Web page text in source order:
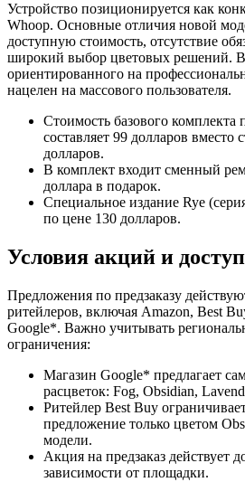
Устройство позиционируется как
Whoop. Основные отличия новой
доступную стоимость, отсутствие
широкий выбор цветовых решений. В
ориентированного на
нацелен на массового пользователя.
Стоимость базового комплекта
составляет 99 долларов вместо
долларов.
В комплект входит сменный
доллара в подарок.
Специальное издание Rye
по цене 130 долларов.
Условия акций и
Предложения по предзаказу
ритейлеров, включая Amazon, Best
Google*. Важно учитывать
ограничения:
Магазин Google* предлагает
расцветок: Fog, Obsidian,
Ритейлер Best Buy
предложение только цветом
модели.
Акция на предзаказ действует
зависимости от площадки.